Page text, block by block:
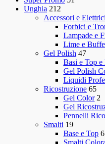
Unghia 212
Accessori e Elettrici
Forbici e
Lampade e
Lime e
Gel Polish 47
Basi e Top e
Gel Polish
Liquidi
Ricostruzione 65
Gel Color 2
Gel
Pennelli
Smalti 19
Base e Top 6
Smalti